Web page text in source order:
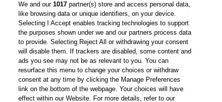
Gastroenterologie
Gynäkologie
Hämatologie & Onkologie
Innere Medizin
Medizin & Gesundheitssystem
Thieme Praxis
Über Thieme Praxis
We and our1017 partner(s) store and access personal data,
like browsing data or unique identifiers, on your device.
Selecting I Accept enables tracking technologies to support
the purposes shown under we and our partners process data
to provide. Selecting Reject All or withdrawing your consent
will disable them. If trackers are disabled, some content and
ads you see may not be as relevant to you. You can
resurface this menu to change your choices or withdraw
consent at any time by clicking the Manage Preferences
link on the bottom of the webpage. Your choices will have
effect within our Website. For more details, refer to our